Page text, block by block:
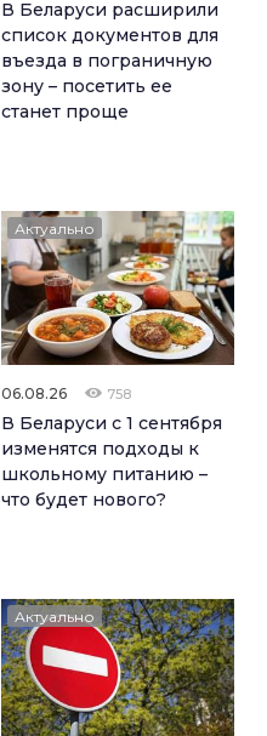
В Беларуси расширили
список документов для
въезда в пограничную
зону – посетить ее
станет проще
Актуально
06.08.26 758
В Беларуси с 1 сентября
изменятся подходы к
школьному питанию –
что будет нового?
Актуально